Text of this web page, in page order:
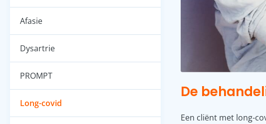
Afasie
Dysartrie
PROMPT
Long-covid
De
Een cliënt met long-